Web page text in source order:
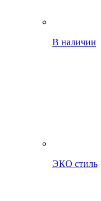
В наличии
ЭКО стиль